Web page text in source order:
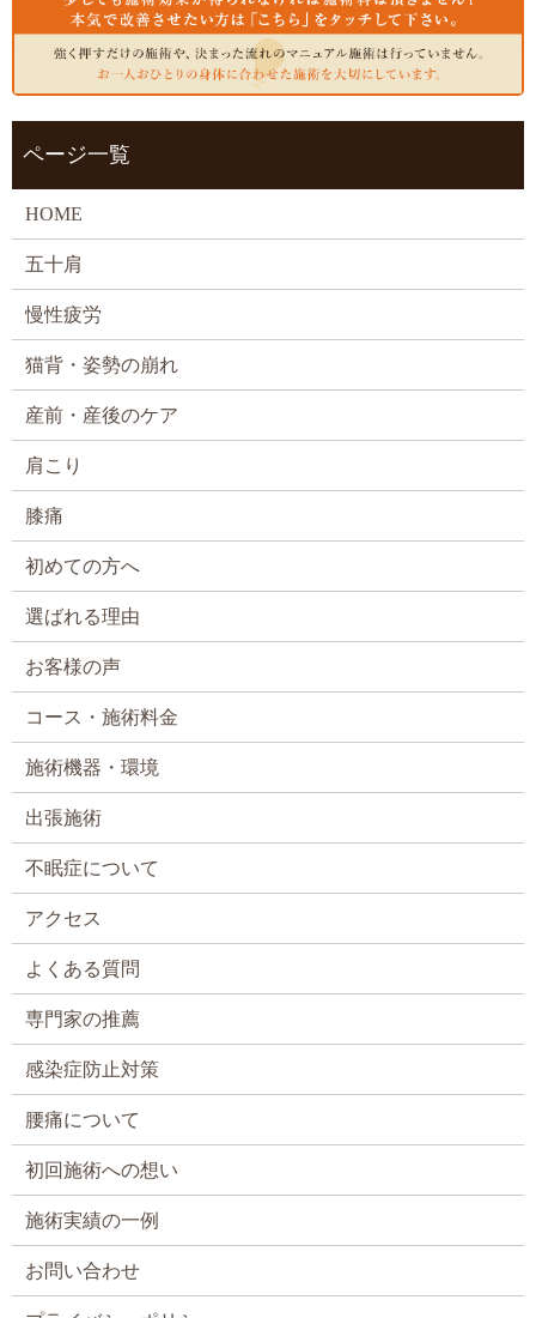
ページ一覧
HOME
五十肩
慢性疲労
猫背・姿勢の崩れ
産前・産後のケア
肩こり
膝痛
初めての方へ
選ばれる理由
お客様の声
コース・施術料金
施術機器・環境
出張施術
不眠症について
アクセス
よくある質問
専門家の推薦
感染症防止対策
腰痛について
初回施術への想い
施術実績の一例
お問い合わせ